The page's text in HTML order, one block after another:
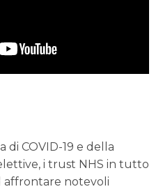
di COVID-19 e della
i trust NHS in tutto
affrontare notevoli